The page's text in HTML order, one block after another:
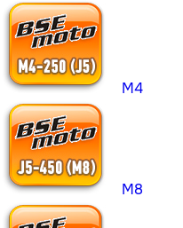
M4
M8